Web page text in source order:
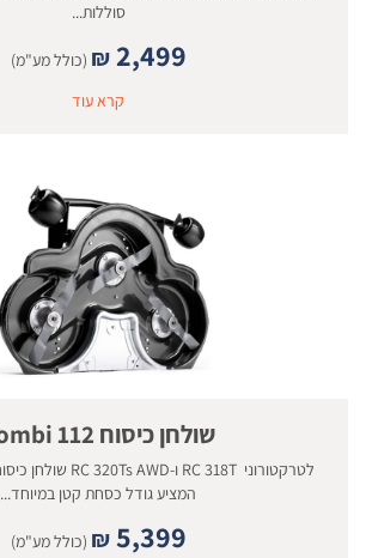
סוללות...
₪ 2,499
(כולל מע"מ)
קרא עוד
שולחן כיסוח 112 Combi
המציע גודל כסחת קטן במיוחד...
₪ 5,399
(כולל מע"מ)